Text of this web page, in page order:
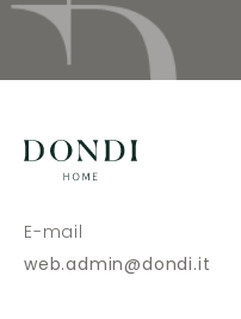
E-mail
web.admin@dondi.it